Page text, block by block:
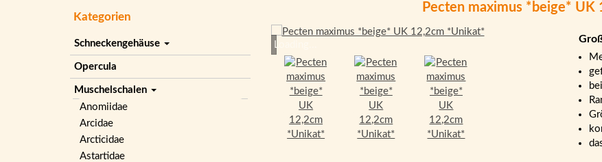
Kategorien
Schneckengehäuse
Opercula
Muschelschalen
Anomiidae
Arcidae
Arcticidae
Astartidae
Pecten maximus *beige*
Loading...